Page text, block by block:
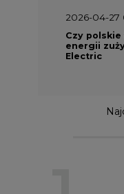
2026-04-27
Czy
energii
Electric